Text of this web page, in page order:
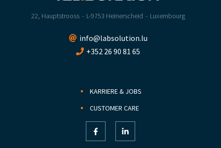
22, Hauptstrooss L-9753 Heinerscheid Luxembourg
info@labsolution.lu
+352 26 90 81 65
KARRIERE & JOBS
CUSTOMER CARE